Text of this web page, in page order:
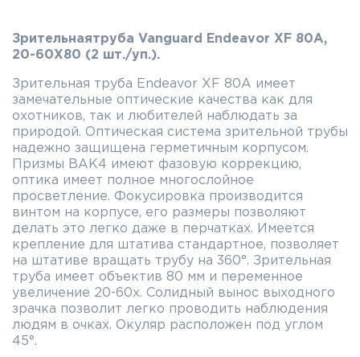
Зрительнаятруба Vanguard Endeavor XF 80A,
20-60X80 (2 шт./уп.).
Зрительная труба Endeavor XF 80A имеет
замечательные оптические качества как для
охотников, так и любителей наблюдать за
природой. Оптическая система зрительной трубы
надежно защищена герметичным корпусом.
Призмы BAK4 имеют фазовую коррекцию,
оптика имеет полное многослойное
просветление. Фокусировка производится
винтом на корпусе, его размеры позволяют
делать это легко даже в перчатках. Имеется
крепление для штатива стандартное, позволяет
на штативе вращать трубу на 360°. Зрительная
труба имеет объектив 80 мм и переменное
увеличение 20-60х. Солидный вынос выходного
зрачка позволит легко проводить наблюдения
людям в очках. Окуляр расположен под углом
45°.